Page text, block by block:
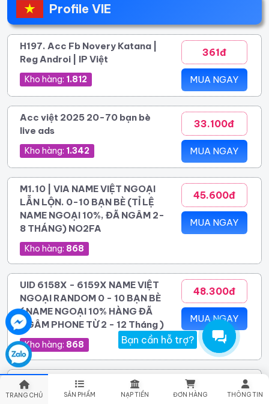
Bạn cần hỗ trợ?
TRANG CHỦ SẢN PHẨM NẠP TIỀN ĐƠN HÀNG THÔNG TIN
Profile VIE
H197. Acc Fb Novery Katana |
Reg Androi | IP Việt
Kho hàng: 1.812
361đ
MUA NGAY
Acc việt 2025 20-70 bạn bè
live ads
Kho hàng: 1.342
33.100đ
MUA NGAY
M1.10 | VIA NAME VIỆT NGOẠI
LẪN LỘN. 0-10 BẠN BÈ (TỈ LỆ
NAME NGOẠI 10%, ĐÃ NGÂM 2-
8 THÁNG) NO2FA
Kho hàng: 868
45.600đ
MUA NGAY
UID 6158X - 6159X NAME VIỆT
NGOẠI RANDOM 0 - 10 BẠN BÈ
( NAME NGOẠI 10% HÀNG ĐÃ
NGÂM PHONE TỪ 2 - 12 Tháng )
Kho hàng: 868
48.300đ
MUA NGAY
Vie 2025 - 2026 - 2FA - add
hotmailtrust - cực trâu .Trên 18 Tuổi
60.400đ